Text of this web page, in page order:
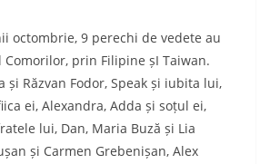
octombrie, 9 perechi de vedete au
prin Filipine șI Taiwan.
și Răzvan Fodor, Speak și iubita lui,
ei, Alexandra, Adda și soțul ei,
lui, Dan, Maria Buză și Lia
și Carmen Grebenișan, Alex